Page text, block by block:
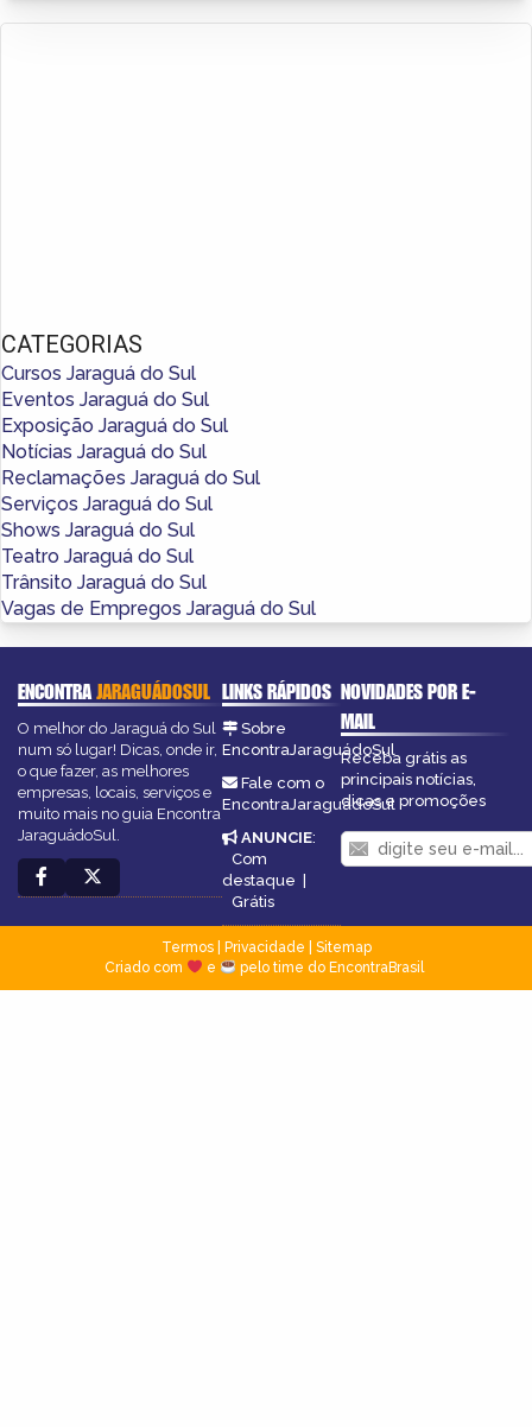
CATEGORIAS
Cursos Jaraguá do Sul
Eventos Jaraguá do Sul
Exposição Jaraguá do Sul
Notícias Jaraguá do Sul
Reclamações Jaraguá do Sul
Serviços Jaraguá do Sul
Shows Jaraguá do Sul
Teatro Jaraguá do Sul
Trânsito Jaraguá do Sul
Vagas de Empregos Jaraguá do Sul
ENCONTRAJARAGUÁDOSUL
O melhor do Jaraguá do Sul
num só lugar! Dicas, onde ir,
o que fazer, as melhores
empresas, locais, serviços e
muito mais no guia Encontra
JaraguádoSul.
LINKS RÁPIDOS
Sobre
EncontraJaraguádoSul
Fale com o
EncontraJaraguádoSul
ANUNCIE:
Com
destaque
Grátis
NOVIDADES POR E-
MAIL
Receba grátis as
principais notícias,
dicas e promoções
Termos| Privacidade
Sitemap
Criado com
e pelo time do EncontraBrasil